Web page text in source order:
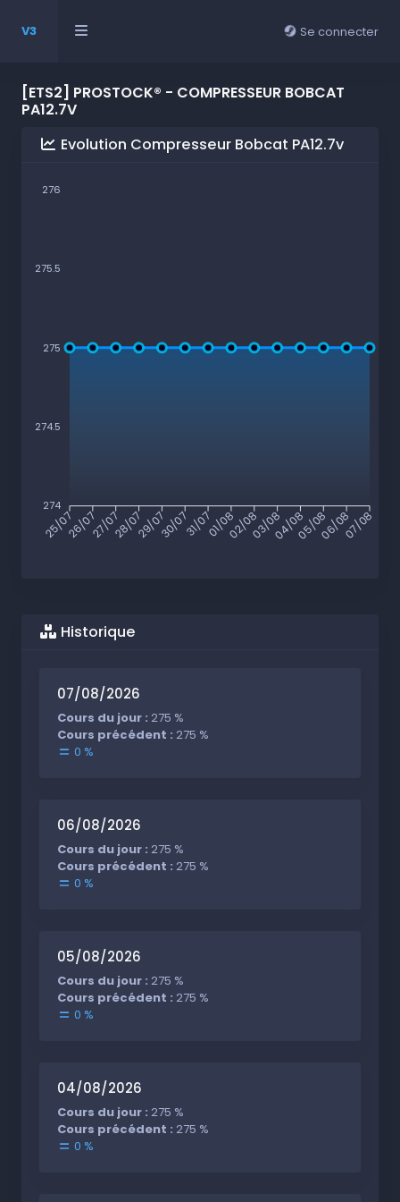
V3 Se connecter
[ETS2] PROSTOCK® - COMPRESSEUR BOBCAT
PA12.7V
Evolution Compresseur Bobcat PA12.7v
276
275.5
275
274.5
274
25/0726/0727/0728/0729/0730/0731/0701/0802/0803/0804/0805/0806/0807/08
Historique
07/08/2026
Cours du jour : 275 %
Cours précédent : 275 %
0 %
06/08/2026
Cours du jour : 275 %
Cours précédent : 275 %
0 %
05/08/2026
Cours du jour : 275 %
Cours précédent : 275 %
0 %
04/08/2026
Cours du jour : 275 %
Cours précédent : 275 %
0 %